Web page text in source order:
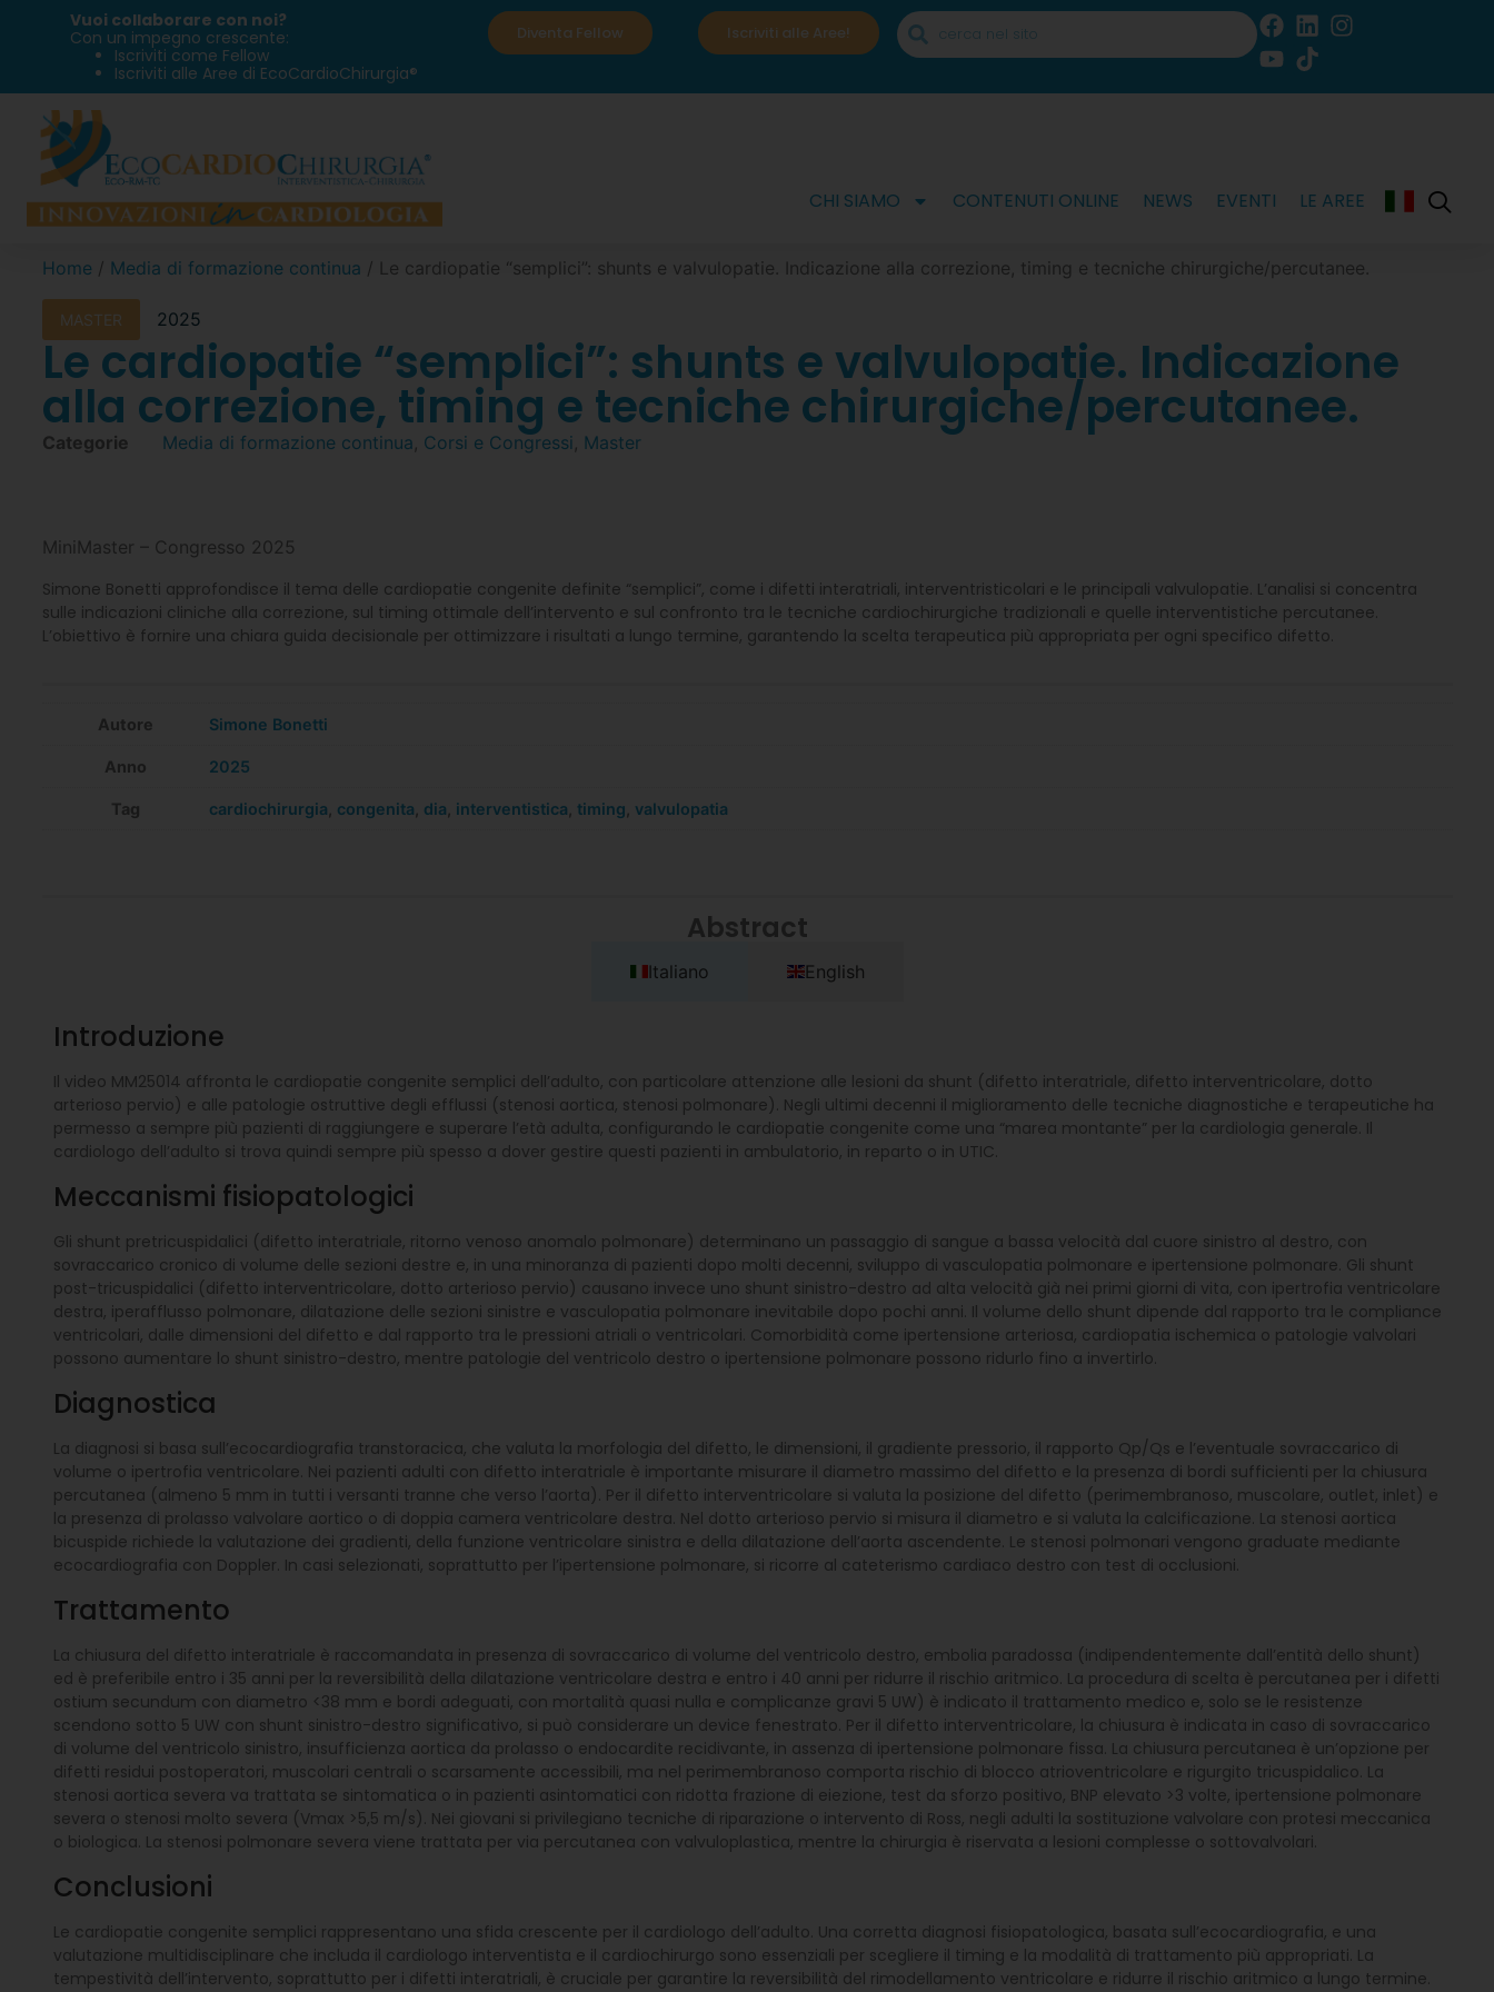
Vuoi collaborare con noi?
Con un impegno crescente:
Iscriviti come Fellow
Iscriviti alle Aree di EcoCardioChirurgia®
Diventa Fellow Iscriviti alle Aree!
CHI SIAMO CONTENUTI ONLINE NEWS EVENTI LE AREE
Home / Media di formazione continua / Le cardiopatie “semplici”: shunts e valvulopatie. Indicazione alla correzione, timing e tecniche chirurgiche/percutanee.
MASTER 2025
Le cardiopatie “semplici”: shunts e valvulopatie. Indicazione
alla correzione, timing e tecniche chirurgiche/percutanee.
Categorie Media di formazione continua, Corsi e Congressi, Master
MiniMaster – Congresso 2025
Simone Bonetti approfondisce il tema delle cardiopatie congenite definite “semplici”, come i difetti interatriali, interventristicolari e le principali valvulopatie. L’analisi si concentra
sulle indicazioni cliniche alla correzione, sul timing ottimale dell’intervento e sul confronto tra le tecniche cardiochirurgiche tradizionali e quelle interventistiche percutanee.
L’obiettivo è fornire una chiara guida decisionale per ottimizzare i risultati a lungo termine, garantendo la scelta terapeutica più appropriata per ogni specifico difetto.
Autore Simone Bonetti
Anno 2025
Tag cardiochirurgia congenita dia interventistica timing valvulopatia
Abstract
Italiano English
Introduzione
Il video MM25014 affronta le cardiopatie congenite semplici dell’adulto, con particolare attenzione alle lesioni da shunt (difetto interatriale, difetto interventricolare, dotto
arterioso pervio) e alle patologie ostruttive degli efflussi (stenosi aortica, stenosi polmonare). Negli ultimi decenni il miglioramento delle tecniche diagnostiche e terapeutiche ha
permesso a sempre più pazienti di raggiungere e superare l’età adulta, configurando le cardiopatie congenite come una “marea montante” per la cardiologia generale. Il
cardiologo dell’adulto si trova quindi sempre più spesso a dover gestire questi pazienti in ambulatorio, in reparto o in UTIC.
Meccanismi fisiopatologici
Gli shunt pretricuspidalici (difetto interatriale, ritorno venoso anomalo polmonare) determinano un passaggio di sangue a bassa velocità dal cuore sinistro al destro, con
sovraccarico cronico di volume delle sezioni destre e, in una minoranza di pazienti dopo molti decenni, sviluppo di vasculopatia polmonare e ipertensione polmonare. Gli shunt
post-tricuspidalici (difetto interventricolare, dotto arterioso pervio) causano invece uno shunt sinistro-destro ad alta velocità già nei primi giorni di vita, con ipertrofia ventricolare
destra, iperafflusso polmonare, dilatazione delle sezioni sinistre e vasculopatia polmonare inevitabile dopo pochi anni. Il volume dello shunt dipende dal rapporto tra le compliance
ventricolari, dalle dimensioni del difetto e dal rapporto tra le pressioni atriali o ventricolari. Comorbidità come ipertensione arteriosa, cardiopatia ischemica o patologie valvolari
possono aumentare lo shunt sinistro-destro, mentre patologie del ventricolo destro o ipertensione polmonare possono ridurlo fino a invertirlo.
Diagnostica
La diagnosi si basa sull’ecocardiografia transtoracica, che valuta la morfologia del difetto, le dimensioni, il gradiente pressorio, il rapporto Qp/Qs e l’eventuale sovraccarico di
volume o ipertrofia ventricolare. Nei pazienti adulti con difetto interatriale è importante misurare il diametro massimo del difetto e la presenza di bordi sufficienti per la chiusura
percutanea (almeno 5 mm in tutti i versanti tranne che verso l’aorta). Per il difetto interventricolare si valuta la posizione del difetto (perimembranoso, muscolare, outlet, inlet) e
la presenza di prolasso valvolare aortico o di doppia camera ventricolare destra. Nel dotto arterioso pervio si misura il diametro e si valuta la calcificazione. La stenosi aortica
bicuspide richiede la valutazione dei gradienti, della funzione ventricolare sinistra e della dilatazione dell’aorta ascendente. Le stenosi polmonari vengono graduate mediante
ecocardiografia con Doppler. In casi selezionati, soprattutto per l’ipertensione polmonare, si ricorre al cateterismo cardiaco destro con test di occlusioni.
Trattamento
La chiusura del difetto interatriale è raccomandata in presenza di sovraccarico di volume del ventricolo destro, embolia paradossa (indipendentemente dall’entità dello shunt)
ed è preferibile entro i 35 anni per la reversibilità della dilatazione ventricolare destra e entro i 40 anni per ridurre il rischio aritmico. La procedura di scelta è percutanea per i difetti
ostium secundum con diametro <38 mm e bordi adeguati, con mortalità quasi nulla e complicanze gravi 5 UW) è indicato il trattamento medico e, solo se le resistenze
scendono sotto 5 UW con shunt sinistro-destro significativo, si può considerare un device fenestrato. Per il difetto interventricolare, la chiusura è indicata in caso di sovraccarico
di volume del ventricolo sinistro, insufficienza aortica da prolasso o endocardite recidivante, in assenza di ipertensione polmonare fissa. La chiusura percutanea è un’opzione per
difetti residui postoperatori, muscolari centrali o scarsamente accessibili, ma nel perimembranoso comporta rischio di blocco atrioventricolare e rigurgito tricuspidalico. La
stenosi aortica severa va trattata se sintomatica o in pazienti asintomatici con ridotta frazione di eiezione, test da sforzo positivo, BNP elevato >3 volte, ipertensione polmonare
severa o stenosi molto severa (Vmax >5,5 m/s). Nei giovani si privilegiano tecniche di riparazione o intervento di Ross, negli adulti la sostituzione valvolare con protesi meccanica
o biologica. La stenosi polmonare severa viene trattata per via percutanea con valvuloplastica, mentre la chirurgia è riservata a lesioni complesse o sottovalvolari.
Conclusioni
Le cardiopatie congenite semplici rappresentano una sfida crescente per il cardiologo dell’adulto. Una corretta diagnosi fisiopatologica, basata sull’ecocardiografia, e una
valutazione multidisciplinare che includa il cardiologo interventista e il cardiochirurgo sono essenziali per scegliere il timing e la modalità di trattamento più appropriati. La
tempestività dell’intervento, soprattutto per i difetti interatriali, è cruciale per garantire la reversibilità del rimodellamento ventricolare e ridurre il rischio aritmico a lungo termine.